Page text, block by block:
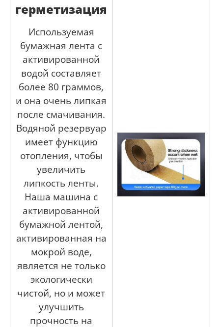
герметизация
Используемая
бумажная лента с
активированной
водой составляет
более 80 граммов,
и она очень липкая
после смачивания.
Водяной резервуар
имеет функцию
отопления, чтобы
увеличить
липкость ленты.
Наша машина с
активированной
бумажной лентой,
активированная на
мокрой воде,
является не только
экологически
чистой, но и может
улучшить
прочность на